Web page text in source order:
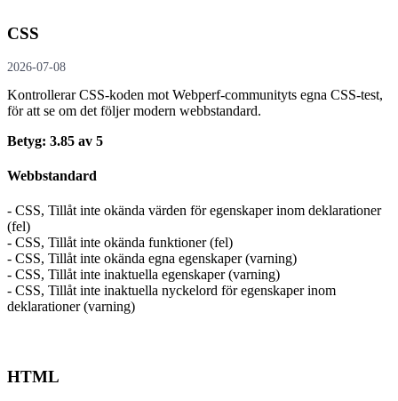
CSS
2026-07-08
Kontrollerar CSS-koden mot Webperf-communityts egna CSS-test,
för att se om det följer modern webbstandard.
Betyg: 3.85 av 5
Webbstandard
- CSS, Tillåt inte okända värden för egenskaper inom deklarationer
(fel)
- CSS, Tillåt inte okända funktioner (fel)
- CSS, Tillåt inte okända egna egenskaper (varning)
- CSS, Tillåt inte inaktuella egenskaper (varning)
- CSS, Tillåt inte inaktuella nyckelord för egenskaper inom
deklarationer (varning)
HTML